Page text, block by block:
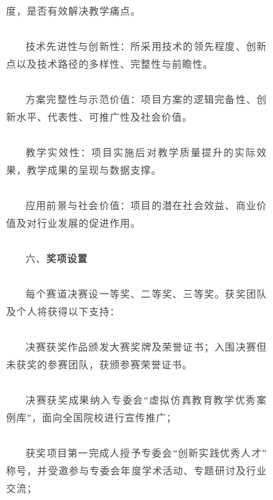
度，是否有效解决教学痛点。
技术先进性与创新性：所采用技术的领先程度、创新
点以及技术路径的多样性、完整性与前瞻性。
方案完整性与示范价值：项目方案的逻辑完备性、创
新水平、代表性、可推广性及社会价值。
教学实效性：项目实施后对教学质量提升的实际效
果，教学成果的呈现与数据支撑。
应用前景与社会价值：项目的潜在社会效益、商业价
值及对行业发展的促进作用。
六、 奖项设置
每个赛道决赛设一等奖、二等奖、三等奖。获奖团队
及个人将获得以下支持：
决赛获奖作品颁发大赛奖牌及荣誉证书；入围决赛但
未获奖的参赛团队，获颁参赛荣誉证书。
决赛获奖成果纳入专委会“虚拟仿真教育教学优秀案
例库”，面向全国院校进行宣传推广；
获奖项目第一完成人授予专委会“创新实践优秀人才”
称号，并受邀参与专委会年度学术活动、专题研讨及行业
交流；